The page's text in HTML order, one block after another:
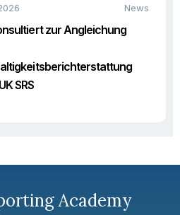
News
zur Angleichung
SRS
Academy